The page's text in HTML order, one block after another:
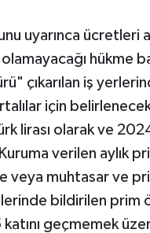
uyarınca ücretleri
olamayacağı hükme
çıkarılan iş
için
lirası olarak ve 2024
verilen aylık
veya muhtasar ve
bildirilen prim
katını geçmemek